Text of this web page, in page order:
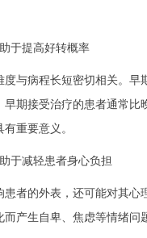
提高好转概率
病程长短密切相关。早
早期接受治疗的患者通常
重要意义。
减轻患者身心负担
的外表，还可能对其心
而产生自卑、焦虑等情绪